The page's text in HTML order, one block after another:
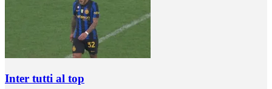
Inter tutti al top